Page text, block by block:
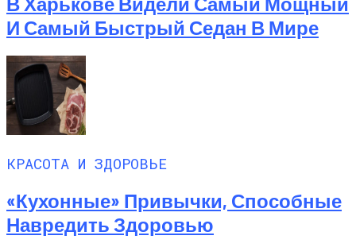
И Самый Быстрый Седан В Мире
КРАСОТА И ЗДОРОВЬЕ
«Кухонные» Привычки, Способные
Навредить Здоровью